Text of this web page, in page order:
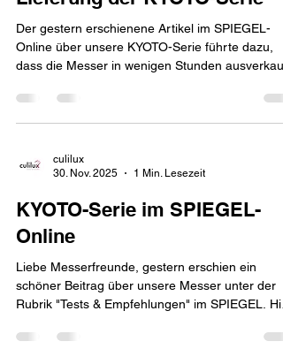
Der gestern erschienene Artikel im SPIEGEL-
Online über unsere KYOTO-Serie führte dazu,
dass die Messer in wenigen Stunden ausverkauft
gleichzeitig auf unsere Bestände zugriffen,
konnten wir diese nicht steuern, was dazu führte,
angenommen wurden, welche aktuell nicht an
Lager sind und erst innerhalb der nächsten
unser kleines Team die Vielzahl der einge
culilux
30. Nov. 2025
1 Min. Lesezeit
KYOTO-Serie im SPIEGEL-
Online
Liebe Messerfreunde, gestern erschien ein
schöner Beitrag über unsere Messer unter der
Rubrik "Tests & Empfehlungen" im SPIEGEL.
https://www.spiegel.de/tests/kueche/santoku-